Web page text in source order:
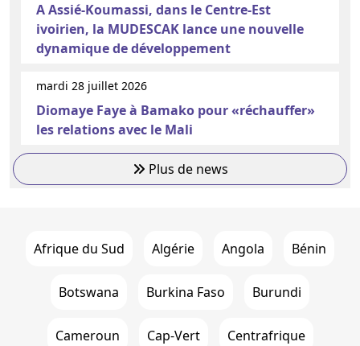
A Assié-Koumassi, dans le Centre-Est
ivoirien, la MUDESCAK lance une nouvelle
dynamique de développement
mardi 28 juillet 2026
Diomaye Faye à Bamako pour «réchauffer»
les relations avec le Mali
Plus de news
Afrique du Sud Algérie Angola Bénin
Botswana Burkina Faso Burundi
Cameroun Cap-Vert Centrafrique